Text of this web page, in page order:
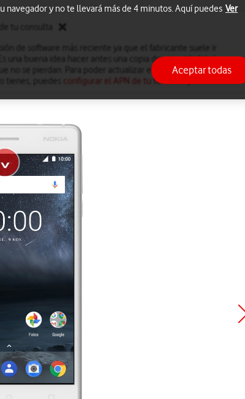
tu consulta
una buena idea hacer antes una copia de seguridad de la
no se pierdan. Para poder actualizar el software del teléfono,
tienes, puedes
configurar el APN de tu teléfono para Internet
y no te llevará más de 4 minutos. Aquí puedes Ver
Aceptar todas